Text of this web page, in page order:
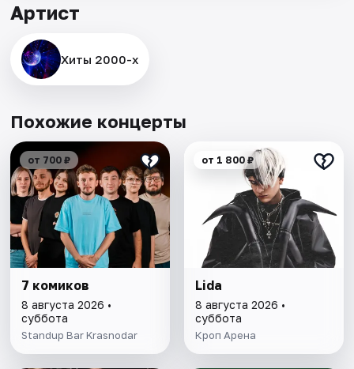
Артист
Хиты 2000-х
Похожие концерты
от 700 ₽
7 комиков
8 августа 2026 •
суббота
Standup Bar Krasnodar
от 1 800 ₽
Lida
8 августа 2026 •
суббота
Кроп Арена